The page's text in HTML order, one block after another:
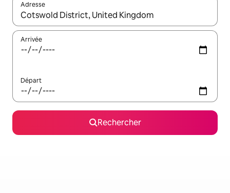
Adresse
Lorsque les résultats s'affichent, utilisez les flèches vers le
Arrivée
Départ
Rechercher